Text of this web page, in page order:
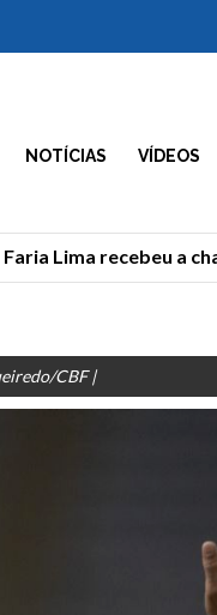
NOTÍCIAS VÍDEOS
Lima recebeu a
CBF |